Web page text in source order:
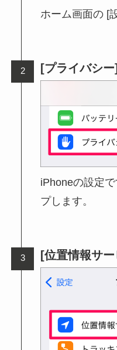
ホーム画面の [
[プライバシ
iPhoneの設定
プします。
[位置情報サ